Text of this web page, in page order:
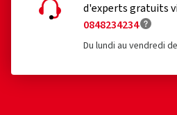
d'experts gratuits
0848234234
Du lundi au vendredi